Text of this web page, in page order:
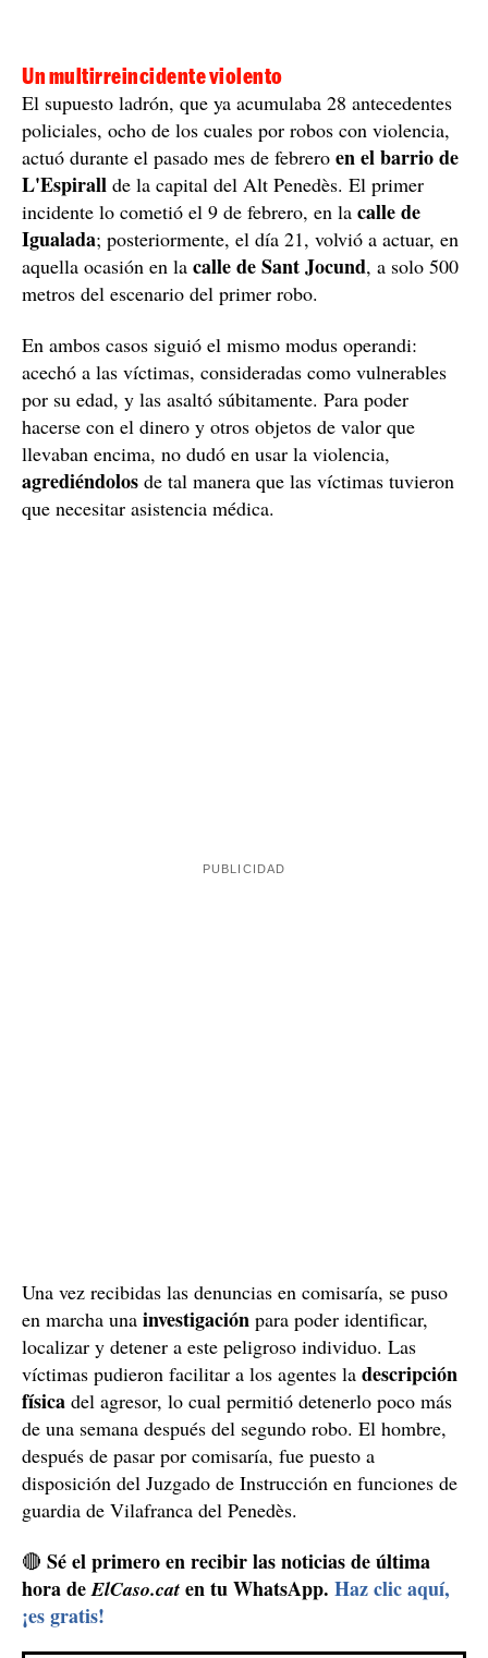
Un multirreincidente violento
El supuesto ladrón, que ya acumulaba 28 antecedentes
policiales, ocho de los cuales por robos con violencia,
actuó durante el pasado mes de febrero en el barrio de
L'Espirall de la capital del Alt Penedès. El primer
incidente lo cometió el 9 de febrero, en la calle de
Igualada; posteriormente, el día 21, volvió a actuar, en
aquella ocasión en la calle de Sant Jocund, a solo 500
metros del escenario del primer robo.
En ambos casos siguió el mismo modus operandi:
acechó a las víctimas, consideradas como vulnerables
por su edad, y las asaltó súbitamente. Para poder
hacerse con el dinero y otros objetos de valor que
llevaban encima, no dudó en usar la violencia,
agrediéndolos de tal manera que las víctimas tuvieron
que necesitar asistencia médica.
Una vez recibidas las denuncias en comisaría, se puso
en marcha una investigación para poder identificar,
localizar y detener a este peligroso individuo. Las
víctimas pudieron facilitar a los agentes la descripción
física del agresor, lo cual permitió detenerlo poco más
de una semana después del segundo robo. El hombre,
después de pasar por comisaría, fue puesto a
disposición del Juzgado de Instrucción en funciones de
guardia de Vilafranca del Penedès.
🔴 Sé el primero en recibir las noticias de última
hora deElCaso.cat en tu WhatsApp. Haz clic aquí,
¡es gratis!